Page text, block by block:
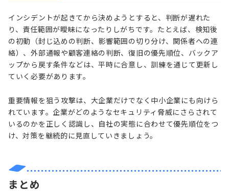
インシデントが起きてから決めようとすると、判断が遅れた
り、責任範囲が曖昧になったりしがちです。たとえば、検知後
の初動（封じ込めの判断、影響範囲の切り分け、関係者への連
絡）、外部通報や顧客連絡の判断、復旧の優先順位、バックア
ップから戻す条件などは、平時に合意し、訓練を通じて更新し
ていく必要があります。
重要情報を狙う攻撃は、大企業だけでなく中小企業にも向けら
れています。企業がどのようなセキュリティ脅威にさらされて
いるのかを正しく認識し、自社の実態に合わせて優先順位をつ
け、対策を継続的に見直していきましょう。
まとめ